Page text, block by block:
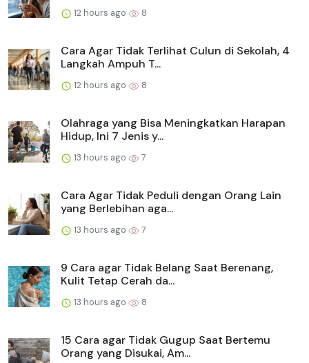
12 hours ago 8
Cara Agar Tidak Terlihat Culun di Sekolah, 4
Langkah Ampuh T...
12 hours ago 8
Olahraga yang Bisa Meningkatkan Harapan
Hidup, Ini 7 Jenis y...
13 hours ago 7
Cara Agar Tidak Peduli dengan Orang Lain
yang Berlebihan aga...
13 hours ago 7
9 Cara agar Tidak Belang Saat Berenang,
Kulit Tetap Cerah da...
13 hours ago 8
15 Cara agar Tidak Gugup Saat Bertemu
Orang yang Disukai, Am...